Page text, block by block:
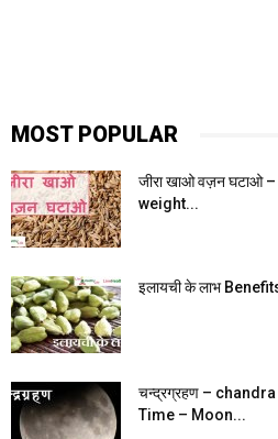
MOST POPULAR
जीरा खाओ वज़न घटाओ
weight...
इलायची के लाभ
चन्द्रग्रहण –
Time – Moon...